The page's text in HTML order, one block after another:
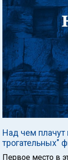
Над чем
трогательных"
Первое место в